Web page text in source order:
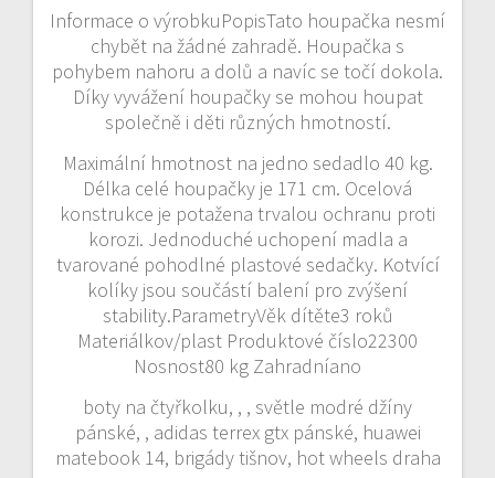
Informace o výrobkuPopisTato houpačka nesmí
chybět na žádné zahradě. Houpačka s
pohybem nahoru a dolů a navíc se točí dokola.
Díky vyvážení houpačky se mohou houpat
společně i děti různých hmotností.
Maximální hmotnost na jedno sedadlo 40 kg.
Délka celé houpačky je 171 cm. Ocelová
konstrukce je potažena trvalou ochranu proti
korozi. Jednoduché uchopení madla a
tvarované pohodlné plastové sedačky. Kotvící
kolíky jsou součástí balení pro zvýšení
stability.ParametryVěk dítěte3 roků
Materiálkov/plast Produktové číslo22300
Nosnost80 kg Zahradníano
boty na čtyřkolku, , , světle modré džíny
pánské, , adidas terrex gtx pánské, huawei
matebook 14, brigády tišnov, hot wheels draha